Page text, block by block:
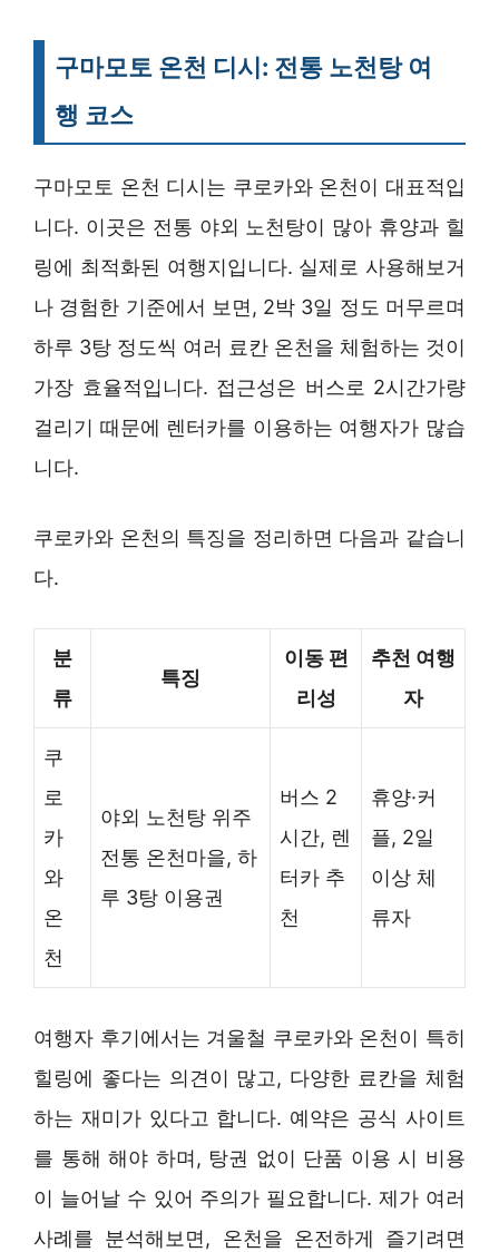
구마모토 온천 디시: 전통 노천탕 여
행 코스
구마모토 온천 디시는 쿠로카와 온천이 대표적입
니다. 이곳은 전통 야외 노천탕이 많아 휴양과 힐
링에 최적화된 여행지입니다. 실제로 사용해보거
나 경험한 기준에서 보면, 2박 3일 정도 머무르며
하루 3탕 정도씩 여러 료칸 온천을 체험하는 것이
가장 효율적입니다. 접근성은 버스로 2시간가량
걸리기 때문에 렌터카를 이용하는 여행자가 많습
니다.
쿠로카와 온천의 특징을 정리하면 다음과 같습니
다.
분
류
특징
이동 편
리성
추천 여행
자
쿠
로
카
와
온
천
야외 노천탕 위주
전통 온천마을, 하
루 3탕 이용권
버스 2
시간, 렌
터카 추
천
휴양·커
플, 2일
이상 체
류자
여행자 후기에서는 겨울철 쿠로카와 온천이 특히
힐링에 좋다는 의견이 많고, 다양한 료칸을 체험
하는 재미가 있다고 합니다. 예약은 공식 사이트
를 통해 해야 하며, 탕권 없이 단품 이용 시 비용
이 늘어날 수 있어 주의가 필요합니다. 제가 여러
사례를 분석해보면, 온천을 온전하게 즐기려면